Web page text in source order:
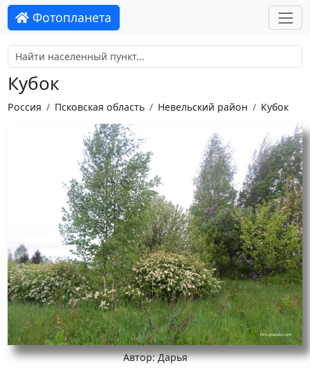
Фотопланета
Кубок
Россия Псковская область Невельский район Кубок
Автор: Дарья